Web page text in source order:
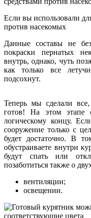
Если вы использовали
против насекомых
Данные составы не
покраски пернатых
внутрь, однако, чуть
как только все
подсохнут.
Теперь мы сделали
готов! На этом этапе
логическому концу.
сооружение только с
будет достаточно. В
обустраиваете внутри
будут спать или
позаботиться также о
вентиляции;
освещении.